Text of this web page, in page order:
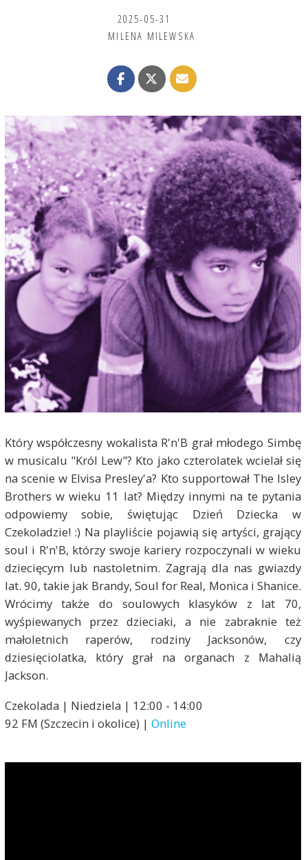
2025-05-31
MILENA MILEWSKA
Który współczesny wokalista R'n'B grał młodego Simbę
w musicalu "Król Lew"? Kto jako czterolatek wcielał się
na scenie w Elvisa Presley'a? Kto supportował The Isley
Brothers w wieku 11 lat? Między innymi na te pytania
odpowiemy sobie, świętując Dzień Dziecka w
Czekoladzie! :) Na playliście pojawią się artyści, grający
soul i R'n'B, którzy swoje kariery rozpoczynali w wieku
dziecięcym lub nastoletnim. Zagrają dla nas gwiazdy
lat. 90, takie jak Brandy, Soul for Real, Monica i Shanice.
Wrócimy także do soulowych klasyków z lat 70,
wyśpiewanych przez dzieciaki, a nie zabraknie też
małoletnich raperów, rodziny Jacksonów, czy
dziesięciolatka, który grał na organach z Mahalią
Jackson.
Czekolada | Niedziela | 12:00 - 14:00
92 FM (Szczecin i okolice) | Online